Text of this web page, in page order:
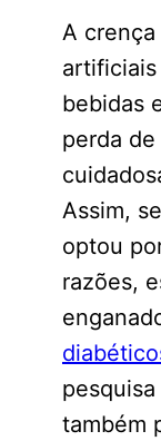
A
bebidas
perda
Assim,
optou
razões,
também